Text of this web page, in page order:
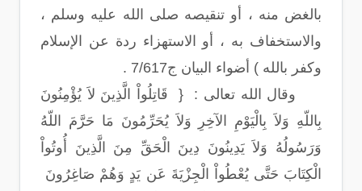
بالغض منه ، أو تنقيصه صلى الله عليه وسلم ،
والاستخفاف به ، أو الاستهزاء ردة عن الإسلام
وكفر بالله ) أضواء البيان ج7/617 .
وقال الله تعالى : { قَاتِلُواْ الَّذِينَ لاَ يُؤْمِنُونَ
بِاللّهِ وَلاَ بِالْيَوْمِ الآخِرِ وَلاَ يُحَرِّمُونَ مَا حَرَّمَ اللّهُ
وَرَسُولُهُ وَلاَ يَدِينُونَ دِينَ الْحَقِّ مِنَ الَّذِينَ أُوتُواْ
الْكِتَابَ حَتَّى يُعْطُواْ الْجِزْيَةَ عَن يَدٍ وَهُمْ صَاغِرُونَ